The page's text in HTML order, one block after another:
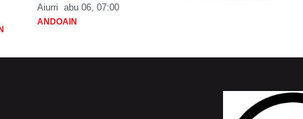
Aiurri abu 06, 07:00
ANDOAIN